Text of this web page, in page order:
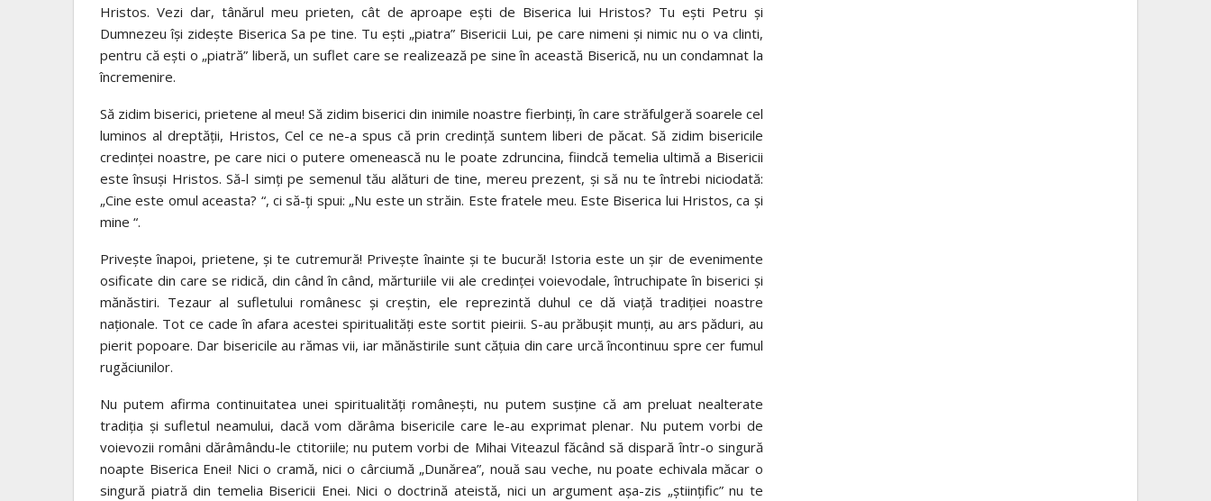
Hristos. Vezi dar, tânărul meu prieten, cât de aproape eşti de Biserica lui Hristos? Tu eşti Petru şi
Dumnezeu îşi zideşte Biserica Sa pe tine. Tu eşti „piatra” Bisericii Lui, pe care nimeni şi nimic nu o va clinti,
pentru că eşti o „piatră” liberă, un suflet care se realizează pe sine în această Biserică, nu un condamnat la
încremenire.
Să zidim biserici, prietene al meu! Să zidim biserici din inimile noastre fierbinţi, în care străfulgeră soarele cel
luminos al dreptăţii, Hristos, Cel ce ne-a spus că prin credinţă suntem liberi de păcat. Să zidim bisericile
credinţei noastre, pe care nici o putere omenească nu le poate zdruncina, fiindcă temelia ultimă a Bisericii
este însuşi Hristos. Să-l simţi pe semenul tău alături de tine, mereu prezent, şi să nu te întrebi niciodată:
„Cine este omul aceasta? “, ci să-ţi spui: „Nu este un străin. Este fratele meu. Este Biserica lui Hristos, ca şi
mine “.
Priveşte înapoi, prietene, şi te cutremură! Priveşte înainte şi te bucură! Istoria este un şir de evenimente
osificate din care se ridică, din când în când, mărturiile vii ale credinţei voievodale, întruchipate în biserici şi
mănăstiri. Tezaur al sufletului românesc şi creştin, ele reprezintă duhul ce dă viaţă tradiţiei noastre
naţionale. Tot ce cade în afara acestei spiritualităţi este sortit pieirii. S-au prăbuşit munţi, au ars păduri, au
pierit popoare. Dar bisericile au rămas vii, iar mănăstirile sunt căţuia din care urcă încontinuu spre cer fumul
rugăciunilor.
Nu putem afirma continuitatea unei spiritualităţi româneşti, nu putem susţine că am preluat nealterate
tradiţia şi sufletul neamului, dacă vom dărâma bisericile care le-au exprimat plenar. Nu putem vorbi de
voievozii români dărâmându-le ctitoriile; nu putem vorbi de Mihai Viteazul făcând să dispară într-o singură
noapte Biserica Enei! Nici o cramă, nici o cârciumă „Dunărea”, nouă sau veche, nu poate echivala măcar o
singură piatră din temelia Bisericii Enei. Nici o doctrină ateistă, nici un argument aşa-zis „ştiinţific” nu te